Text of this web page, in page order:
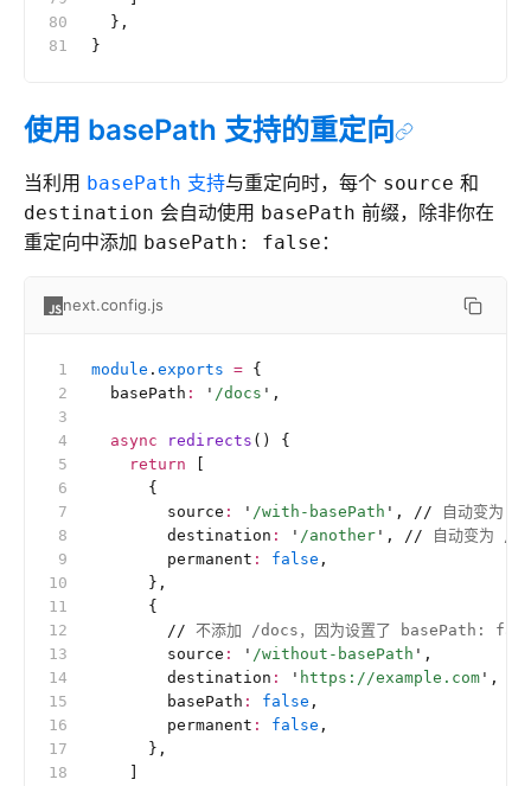
  },
}
使用 basePath 支持的重定向
当利用 basePath 支持与重定向时，每个 source 和
destination 会自动使用 basePath 前缀，除非你在
重定向中添加 basePath: false ：
next.config.js
module . exports = {
  basePath
: ' /docs ' ,
  async
redirects () {
    return
      {
        source
: ' /with-basePath ' , // 自动变为
        destination
: ' /another ' , // 自动变为 /
        permanent
: false ,
      },
      {
        //
不添加 /docs，因为设置了 basePath:
        source
: ' /without-basePath ' ,
        destination
: ' https://example.com ' ,
        basePath
: false ,
        permanent
: false ,
      },